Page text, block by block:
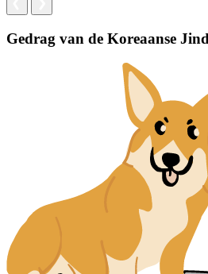
Gedrag van de Koreaanse